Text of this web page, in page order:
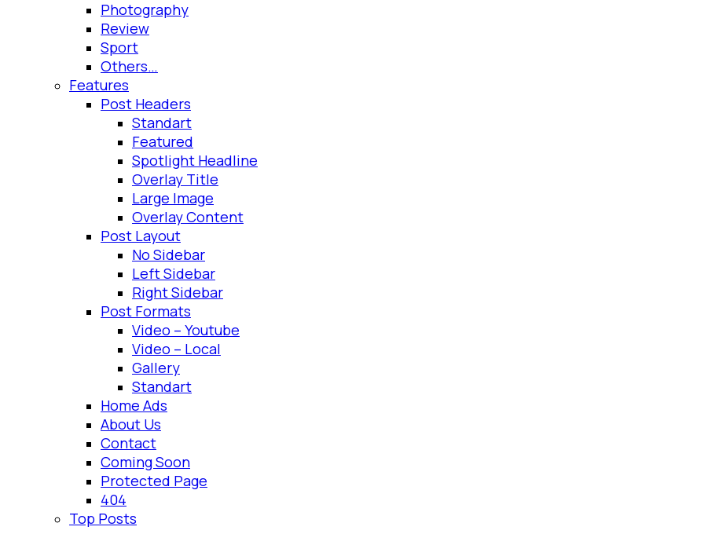
Photography
Review
Sport
Others…
Features
Post Headers
Standart
Featured
Spotlight Headline
Overlay Title
Large Image
Overlay Content
Post Layout
No Sidebar
Left Sidebar
Right Sidebar
Post Formats
Video – Youtube
Video – Local
Gallery
Standart
Home Ads
About Us
Contact
Coming Soon
Protected Page
404
Top Posts